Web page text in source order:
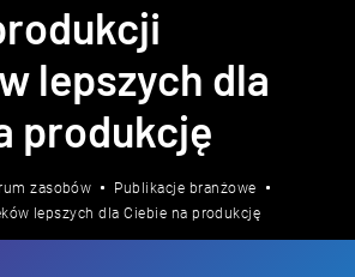
lepszych dla
produkcję
zasobów
Publikacje branżowe
lepszych dla Ciebie na produkcję